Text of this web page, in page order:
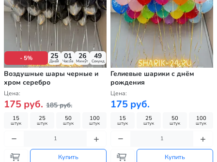
- 5% 25
Дней
01
Часов
26
Минут
48
Секунд
Воздушные шары черные и
хром серебро
Цена:
175 руб. 185 руб.
15
штук
25
штук
50
штук
100
штук
Купить
Гелиевые шарики с днём
рождения
Цена:
175 руб.
15
штук
25
штук
50
штук
100
штук
Купить